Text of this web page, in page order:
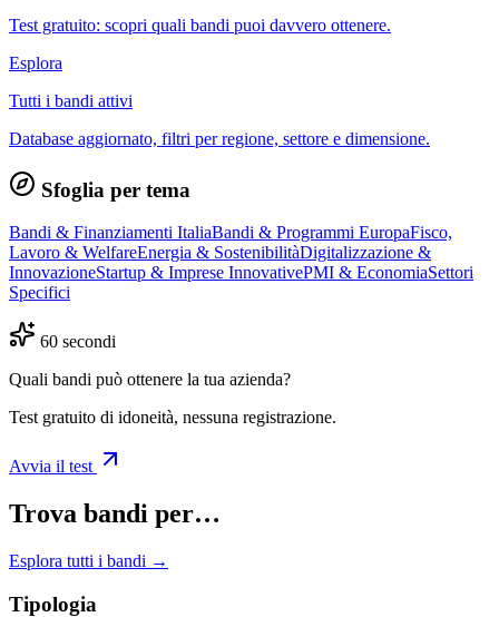
Test gratuito: scopri quali bandi puoi davvero ottenere.
Esplora
Tutti i bandi attivi
Database aggiornato, filtri per regione, settore e dimensione.
Sfoglia per tema
Bandi & Finanziamenti ItaliaBandi & Programmi EuropaFisco,
Lavoro & WelfareEnergia & SostenibilitàDigitalizzazione &
InnovazioneStartup & Imprese InnovativePMI & EconomiaSettori
Specifici
60 secondi
Quali bandi può ottenere la tua azienda?
Test gratuito di idoneità, nessuna registrazione.
Avvia il test
Trova bandi per…
Esplora tutti i bandi →
Tipologia